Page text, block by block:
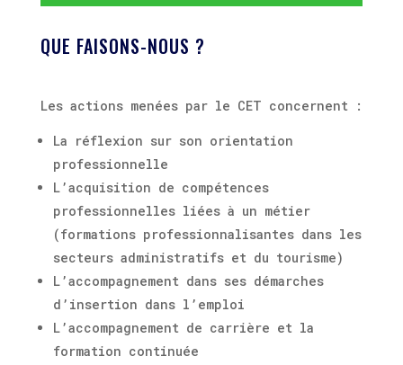
QUE FAISONS-NOUS ?
Les actions menées par le CET concernent :
La réflexion sur son orientation
professionnelle
L’acquisition de compétences
professionnelles liées à un métier
(formations professionnalisantes dans les
secteurs administratifs et du tourisme)
L’accompagnement dans ses démarches
d’insertion dans l’emploi
L’accompagnement de carrière et la
formation continuée